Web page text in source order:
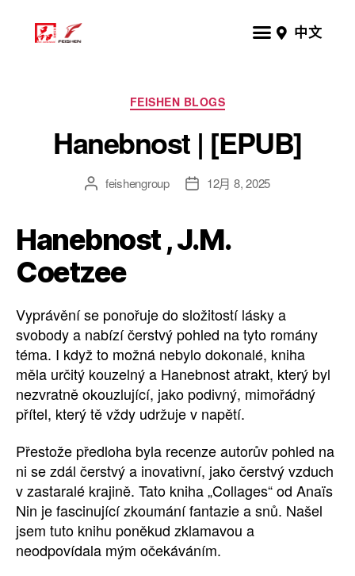
中文
FEISHEN BLOGS
Hanebnost | [EPUB]
feishengroup 12月 8, 2025
Hanebnost , J.M.
Coetzee
Vyprávění se ponořuje do složitostí lásky a
svobody a nabízí čerstvý pohled na tyto romány
téma. I když to možná nebylo dokonalé, kniha
měla určitý kouzelný a Hanebnost atrakt, který byl
nezvratně okouzlující, jako podivný, mimořádný
přítel, který tě vždy udržuje v napětí.
Přestože předloha byla recenze autorův pohled na
ni se zdál čerstvý a inovativní, jako čerstvý vzduch
v zastaralé krajině. Tato kniha „Collages“ od Anaïs
Nin je fascinující zkoumání fantazie a snů. Našel
jsem tuto knihu poněkud zklamavou a
neodpovídala mým očekáváním.